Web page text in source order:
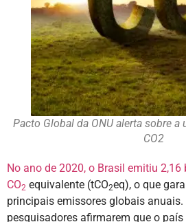
Pacto Global da ONU alerta sobre
CO2
No ano de 2020, o Brasil emitiu
CO2 equivalente (tCO2eq), o que
principais emissores globais anuais.
pesquisadores afirmarem que o